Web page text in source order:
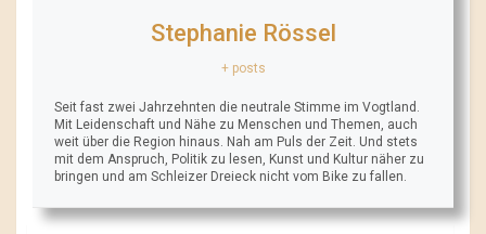
Stephanie Rössel
+ posts
Seit fast zwei Jahrzehnten die neutrale Stimme im Vogtland.
Mit Leidenschaft und Nähe zu Menschen und Themen, auch
weit über die Region hinaus. Nah am Puls der Zeit. Und stets
mit dem Anspruch, Politik zu lesen, Kunst und Kultur näher zu
bringen und am Schleizer Dreieck nicht vom Bike zu fallen.